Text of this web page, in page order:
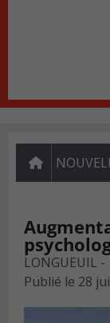
LONGUEUIL -
Publié le 28